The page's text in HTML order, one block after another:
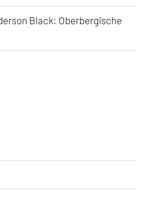
Black: Oberbergische